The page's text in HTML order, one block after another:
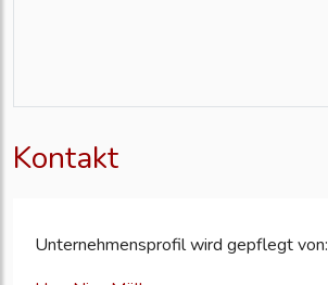
Kontakt
Unternehmensprofil wird gepflegt von: